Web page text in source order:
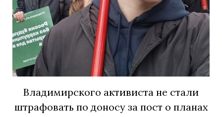
Владимирского активиста не стали
штрафовать по доносу за пост о планах